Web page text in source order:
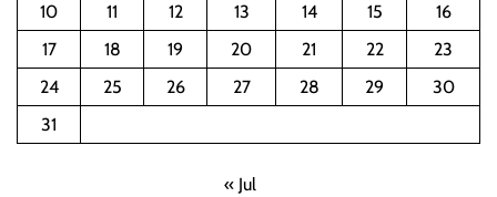
10
11 12 13 14 15
16
17
18 19 20 21 22
23
24
25 26 27 28 29
30
31
« Jul